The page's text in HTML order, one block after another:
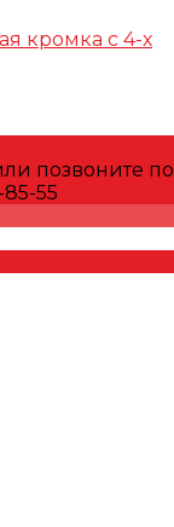
кромка с 4-х
позвоните по
55